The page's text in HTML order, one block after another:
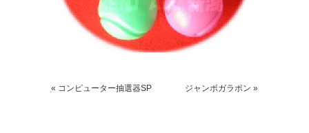
ごあいさつ
求人情報案内
« コンピューター抽選器SP ジャンボガラポン »